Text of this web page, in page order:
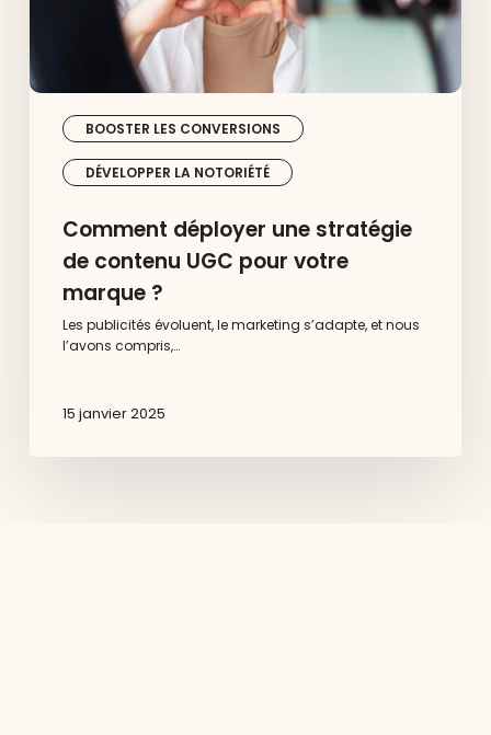
BOOSTER LES CONVERSIONS
DÉVELOPPER LA NOTORIÉTÉ
Comment déployer une stratégie
de contenu UGC pour votre
marque ?
Les publicités évoluent, le marketing s’adapte, et nous
l’avons compris,…
15 janvier 2025